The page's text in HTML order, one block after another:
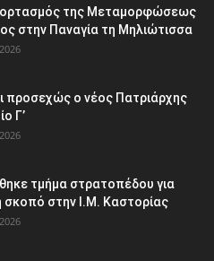
της Μεταμορφώσεως
στην Παναγία τη Μηλιώτισσα
προσεχώς ο νέος Πατριάρχης
Γ’
τμήμα στρατοπέδου για
σκοπό στην Ι.Μ. Καστορίας